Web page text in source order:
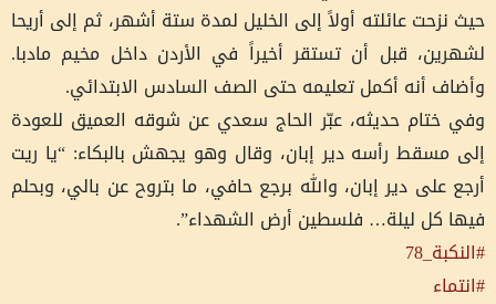
حيث نزحت عائلته أولاً إلى الخليل لمدة ستة أشهر، ثم إلى أريحا
لشهرين، قبل أن تستقر أخيراً في الأردن داخل مخيم مادبا.
وأضاف أنه أكمل تعليمه حتى الصف السادس الابتدائي.
وفي ختام حديثه، عبّر الحاج سعدي عن شوقه العميق للعودة
إلى مسقط رأسه دير إبان، وقال وهو يجهش بالبكاء: “يا ريت
أرجع على دير إبان، والله برجع حافي، ما بتروح عن بالي، وبحلم
فيها كل ليلة… فلسطين أرض الشهداء”.
#النكبة_78
#انتماء